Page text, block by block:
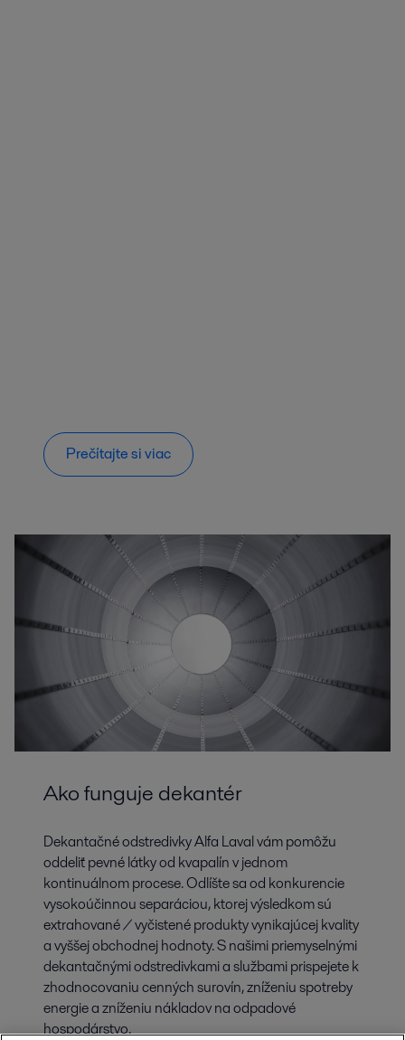
Prečítajte si viac
Ako funguje dekantér
Dekantačné odstredivky Alfa Laval vám pomôžu
oddeliť pevné látky od kvapalín v jednom
kontinuálnom procese. Odlíšte sa od konkurencie
vysokoúčinnou separáciou, ktorej výsledkom sú
extrahované / vyčistené produkty vynikajúcej kvality
a vyššej obchodnej hodnoty. S našimi priemyselnými
dekantačnými odstredivkami a službami prispejete k
zhodnocovaniu cenných surovín, zníženiu spotreby
energie a zníženiu nákladov na odpadové
hospodárstvo.